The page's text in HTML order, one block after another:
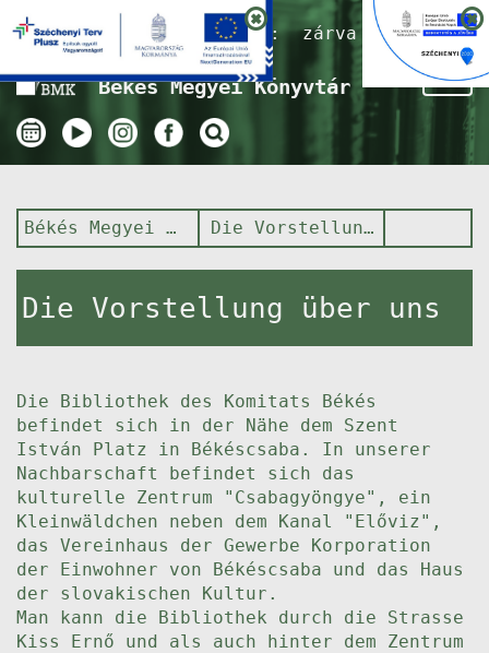
Nyitvatartás ma:zárva
Békés Megyei Könyvtár
Békés Megyei Könyvtár Die Vorstellung über uns
Die Vorstellung über uns
Die Bibliothek des Komitats Békés
befindet sich in der Nähe dem Szent
István Platz in Békéscsaba. In unserer
Nachbarschaft befindet sich das
kulturelle Zentrum "Csabagyöngye", ein
Kleinwäldchen neben dem Kanal "Előviz",
das Vereinhaus der Gewerbe Korporation
der Einwohner von Békéscsaba und das Haus
der slovakischen Kultur.
Man kann die Bibliothek durch die Strasse
Kiss Ernő und als auch hinter dem Zentrum